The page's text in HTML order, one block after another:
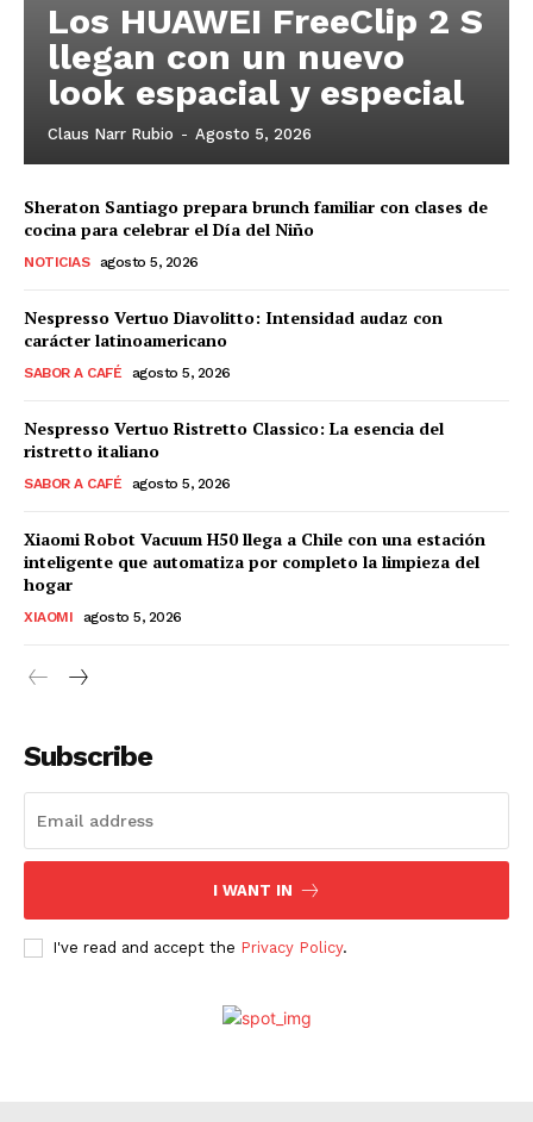
Los HUAWEI FreeClip 2 S
llegan con un nuevo
look espacial y especial
Claus Narr Rubio - Agosto 5, 2026
Sheraton Santiago prepara brunch familiar con clases de
cocina para celebrar el Día del Niño
NOTICIAS agosto 5, 2026
Nespresso Vertuo Diavolitto: Intensidad audaz con
carácter latinoamericano
SABOR A CAFÉ agosto 5, 2026
Nespresso Vertuo Ristretto Classico: La esencia del
ristretto italiano
SABOR A CAFÉ agosto 5, 2026
Xiaomi Robot Vacuum H50 llega a Chile con una estación
inteligente que automatiza por completo la limpieza del
hogar
XIAOMI agosto 5, 2026
Subscribe
I WANT IN
I've read and accept the Privacy Policy.